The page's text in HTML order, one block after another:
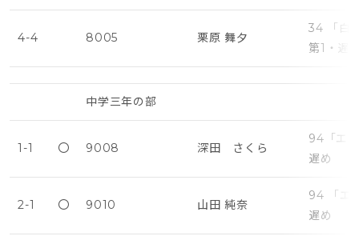
4-4 8005 栗原 舞夕
34 「白
第1・遅
中学三年の部
1-1 〇 9008 深田 さくら
94「エ
遅め
2-1 〇 9010 山田 純奈
94 「エ
遅め